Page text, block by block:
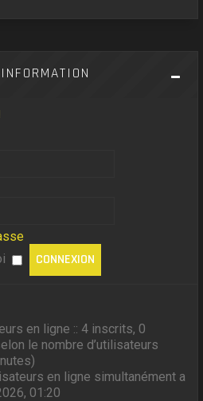
en ligne :: 4 inscrits, 0
le nombre d’utilisateurs
en ligne simultanément a
01:20